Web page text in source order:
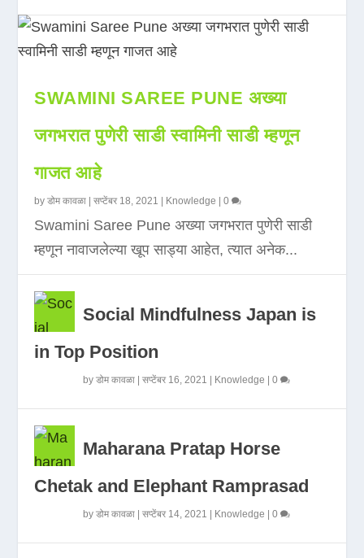
SWAMINI SAREE PUNE अख्या
जगभरात पुणेरी साडी स्वामिनी साडी म्हणून
गाजत आहे
byडोम कावळा |सप्टेंबर 18, 2021 Knowledge |0
Swamini Saree Pune अख्या जगभरात पुणेरी साडी
म्हणून नावाजलेल्या खूप साड्या आहेत, त्यात अनेक...
Social Mindfulness Japan is
in Top Position
byडोम कावळा |सप्टेंबर 16, 2021 Knowledge |0
Maharana Pratap Horse
Chetak and Elephant Ramprasad
byडोम कावळा |सप्टेंबर 14, 2021 Knowledge |0